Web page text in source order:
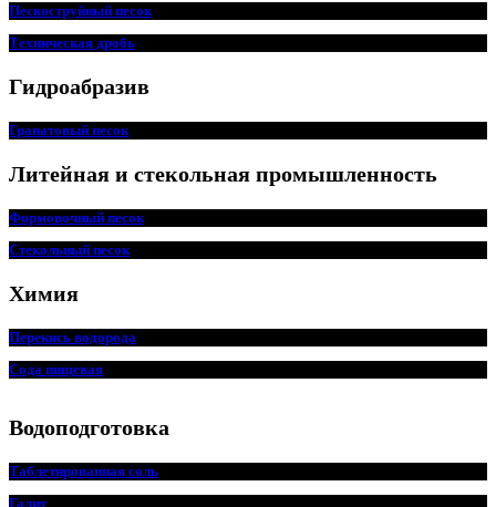
Пескоструйный песок
Техническая дробь
Гидроабразив
Гранатовый песок
Литейная и стекольная промышленность
Формовочный песок
Стекольный песок
Химия
Перекись водорода
Сода пищевая
Водоподготовка
Таблетированная соль
Галит